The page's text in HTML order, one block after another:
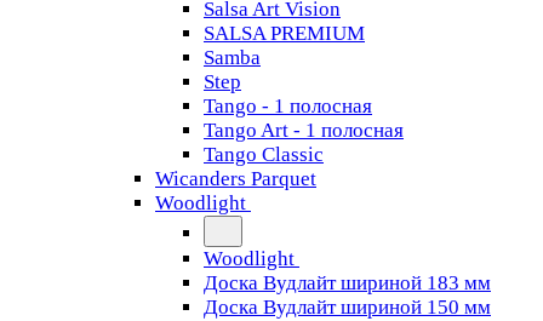
Salsa Art Vision
SALSA PREMIUM
Samba
Step
Tango - 1 полосная
Tango Art - 1 полосная
Tango Classiс
Wicanders Parquet
Woodlight
Woodlight
Доска Вудлайт шириной 183 мм
Доска Вудлайт шириной 150 мм